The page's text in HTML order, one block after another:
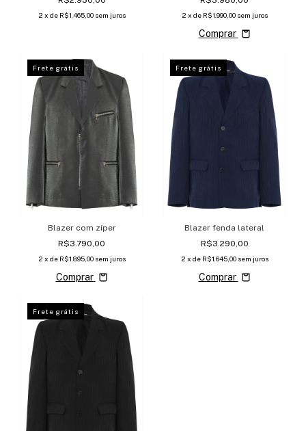
2 x de R$1.465,00 sem juros 2 x de R$1.990,00 sem juros
Comprar
Frete grátis
Blazer com zíper
R$3.790,00
2 x de R$1.895,00 sem juros
Comprar
Frete grátis
Blazer fenda lateral
R$3.290,00
2 x de R$1.645,00 sem juros
Comprar
Frete grátis